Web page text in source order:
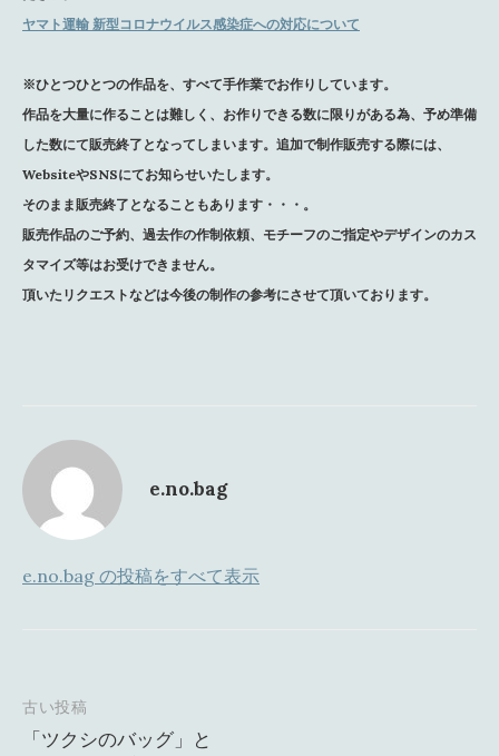
ヤマト運輸 新型コロナウイルス感染症への対応について
※ひとつひとつの作品を、 すべて手作業でお作りしています。
作品を大量に作ることは難しく、お作りできる数に限りがある為、 予め準備
した数にて販売終了となってしまいます。 追加で制作販売する際には、
WebsiteやSNSにてお知らせいたします。
そのまま販売終了となることもあります・・・。
販売作品のご予約、過去作の作制依頼、 モチーフのご指定やデザインのカス
タマイズ等はお受けできません。
頂いたリクエストなどは今後の制作の参考にさせて頂いております。
e.no.bag
e.no.bag の投稿をすべて表示
投
古い投稿
「ツクシのバッグ」と